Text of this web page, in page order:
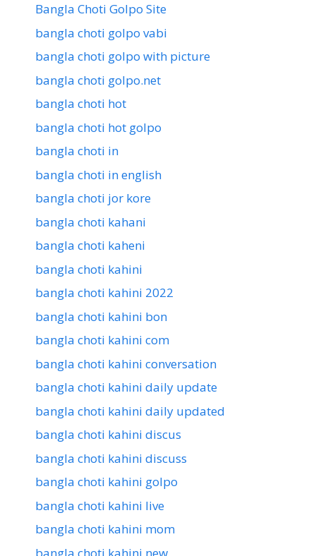
Bangla Choti Golpo Site
bangla choti golpo vabi
bangla choti golpo with picture
bangla choti golpo.net
bangla choti hot
bangla choti hot golpo
bangla choti in
bangla choti in english
bangla choti jor kore
bangla choti kahani
bangla choti kaheni
bangla choti kahini
bangla choti kahini 2022
bangla choti kahini bon
bangla choti kahini com
bangla choti kahini conversation
bangla choti kahini daily update
bangla choti kahini daily updated
bangla choti kahini discus
bangla choti kahini discuss
bangla choti kahini golpo
bangla choti kahini live
bangla choti kahini mom